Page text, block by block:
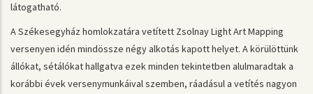
látogatható.
A Székesegyház homlokzatára vetített Zsolnay Light Art Mapping
versenyen idén mindössze négy alkotás kapott helyet. A körülöttünk
állókat, sétálókat hallgatva ezek minden tekintetben alulmaradtak a
korábbi évek versenymunkáival szemben, ráadásul a vetítés nagyon